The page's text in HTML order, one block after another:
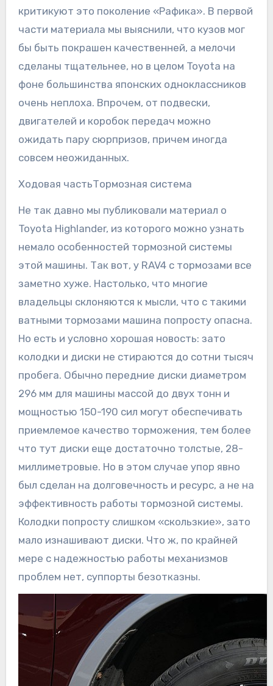
критикуют это поколение «Рафика». В первой
части материала мы выяснили, что кузов мог
бы быть покрашен качественней, а мелочи
сделаны тщательнее, но в целом Toyota на
фоне большинства японских одноклассников
очень неплоха. Впрочем, от подвески,
двигателей и коробок передач можно
ожидать пару сюрпризов, причем иногда
совсем неожиданных.
Ходовая частьТормозная система
Не так давно мы публиковали материал о
Toyota Highlander, из которого можно узнать
немало особенностей тормозной системы
этой машины. Так вот, у RAV4 с тормозами все
заметно хуже. Настолько, что многие
владельцы склоняются к мысли, что с такими
ватными тормозами машина попросту опасна.
Но есть и условно хорошая новость: зато
колодки и диски не стираются до сотни тысяч
пробега. Обычно передние диски диаметром
296 мм для машины массой до двух тонн и
мощностью 150-190 сил могут обеспечивать
приемлемое качество торможения, тем более
что тут диски еще достаточно толстые, 28-
миллиметровые. Но в этом случае упор явно
был сделан на долговечность и ресурс, а не на
эффективность работы тормозной системы.
Колодки попросту слишком «скользкие», зато
мало изнашивают диски. Что ж, по крайней
мере с надежностью работы механизмов
проблем нет, суппорты безотказны.